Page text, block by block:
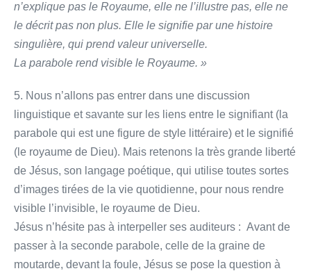
n’explique pas le Royaume, elle ne l’illustre pas, elle ne
le décrit pas non plus. Elle le signifie par une histoire
singulière, qui prend valeur universelle.
La parabole rend visible le Royaume. »
5. Nous n’allons pas entrer dans une discussion
linguistique et savante sur les liens entre le signifiant (la
parabole qui est une figure de style littéraire) et le signifié
(le royaume de Dieu). Mais retenons la très grande liberté
de Jésus, son langage poétique, qui utilise toutes sortes
d’images tirées de la vie quotidienne, pour nous rendre
visible l’invisible, le royaume de Dieu.
Jésus n’hésite pas à interpeller ses auditeurs : Avant de
passer à la seconde parabole, celle de la graine de
moutarde, devant la foule, Jésus se pose la question à